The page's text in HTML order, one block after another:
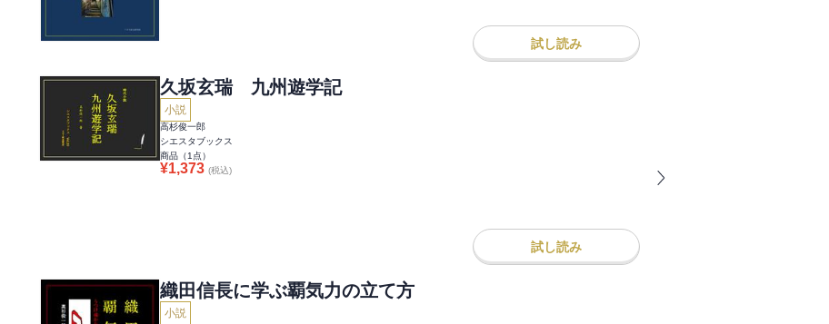
試し読み
久坂玄瑞 九州遊学記
小説
高杉俊一郎
シエスタブックス
商品（1 点）
¥1,373 (税込)
試し読み
織田信長に学ぶ覇気力の立て方
小説